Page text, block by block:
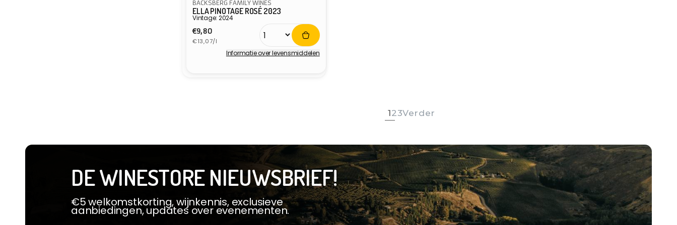
BACKSBERG FAMILY WINES
ELLA PINOTAGE ROSÉ 2023
Vintage: 2024
Normale
prijs
€9,80
Eenheidsprijs
€13,07/l
Informatie over levensmiddelen
123Verder
DE WINESTORE NIEUWSBRIEF!
€5 welkomstkorting, wijnkennis, exclusieve
aanbiedingen, updates over evenementen.